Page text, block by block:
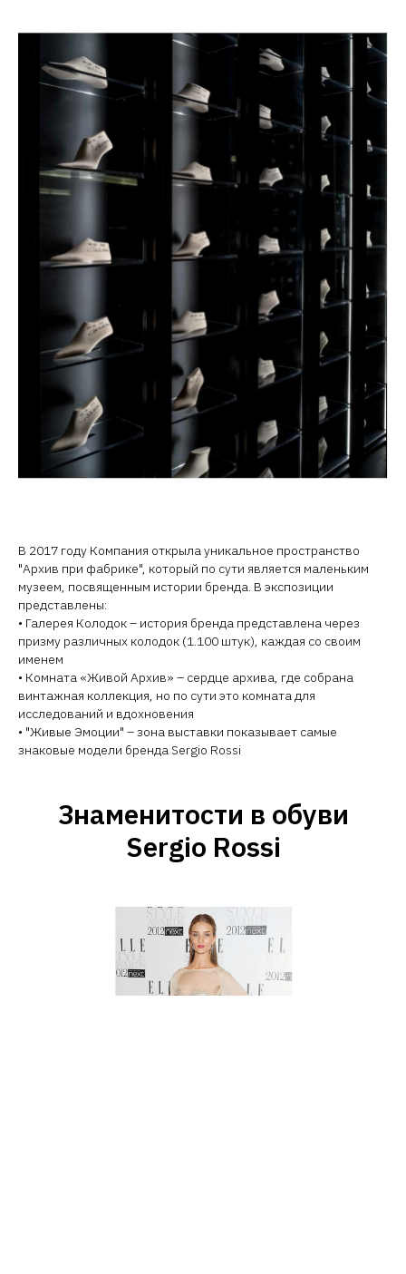
В 2017 году Компания открыла уникальное пространство
"Архив при фабрике", который по сути является маленьким
музеем, посвященным истории бренда. В экспозиции
представлены:
• Галерея Колодок – история бренда представлена через
призму различных колодок (1.100 штук), каждая со своим
именем
• Комната «Живой Архив» – сердце архива, где собрана
винтажная коллекция, но по сути это комната для
исследований и вдохновения
• "Живые Эмоции" – зона выставки показывает самые
знаковые модели бренда Sergio Rossi
Знаменитости в обуви
Sergio Rossi